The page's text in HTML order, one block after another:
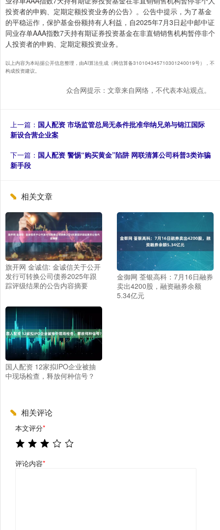
投资者的申购、定期定额投资业务的公告》。公告中提示，为了基金
的平稳运作，保护基金份额持有人利益，自2025年7月3日起中邮中证
同业存单AAA指数7天持有期证券投资基金在非直销销售机构暂停非个
人投资者的申购、定期定额投资业务。
以上内容为本站据公开信息整理，由AI算法生成（网信算备310104345710301240019号），不
构成投资建议。
众合网提示：文章来自网络，不代表本站观点。
上一篇： 国人配资 市场监管总局无条件批准华纳兄弟与锦江国际
新设合营企业案
下一篇： 国人配资 警惕“购买黄金”陷阱 网联清算公司科普3类诈骗
新手段
相关文章
旗开网 金诚信: 金诚信关于公开
发行可转换公司债券2025年跟
踪评级结果的公告内容摘要
金御网 荃银高科：7月16日融券
卖出4200股，融资融券余额
5.34亿元
国人配资 12家拟IPO企业被抽
中现场检查，释放何种信号？
相关评论
本文评分*
评论内容*